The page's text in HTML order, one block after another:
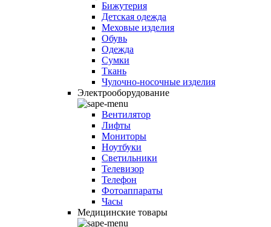
Бижутерия
Детская одежда
Меховые изделия
Обувь
Одежда
Сумки
Ткань
Чулочно-носочные изделия
Электрооборудование
Вентилятор
Лифты
Мониторы
Ноутбуки
Светильники
Телевизор
Телефон
Фотоаппараты
Часы
Медицинские товары